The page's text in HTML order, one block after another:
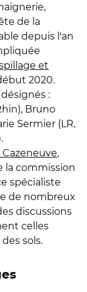
de la
depuis l'an
et
2020.
:
Bruno
Sermier (LR,
,
la commission
spécialiste
de nombreux
discussions
celles
sols.